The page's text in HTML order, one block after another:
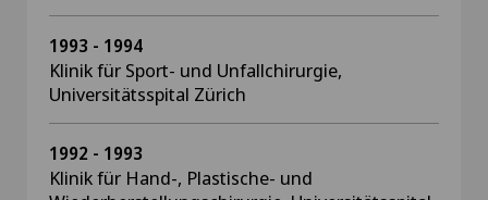
1993 - 1994
Klinik für Sport- und Unfallchirurgie,
Universitätsspital Zürich
1992 - 1993
Klinik für Hand-, Plastische- und